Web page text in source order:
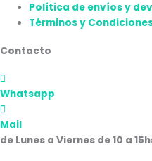
Política de envíos y
Términos y
Contacto
Whatsapp
Mail
de Lunes a Viernes de 10 a